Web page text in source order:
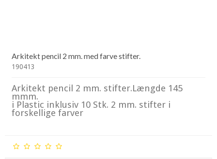
Arkitekt pencil 2 mm. med farve stifter.
190413
Arkitekt pencil 2 mm. stifter.Længde 145
mmm.
i Plastic inklusiv 10 Stk. 2 mm. stifter i
forskellige farver